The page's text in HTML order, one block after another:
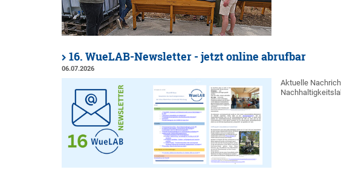
16. WueLAB-Newsletter - jetzt online abrufbar
06.07.2026
Aktuelle